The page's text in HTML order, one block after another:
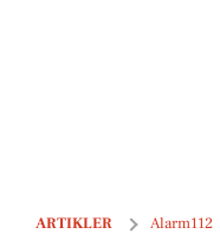
ARTIKLER Alarm112
Indbrud på